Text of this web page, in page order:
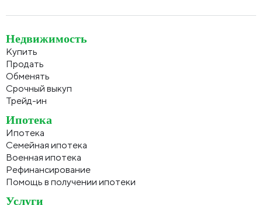
Недвижимость
Купить
Продать
Обменять
Срочный выкуп
Трейд-ин
Ипотека
Ипотека
Семейная ипотека
Военная ипотека
Рефинансирование
Помощь в получении ипотеки
Услуги